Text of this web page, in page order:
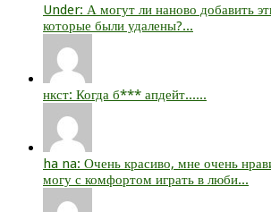
Under: А могут ли наново добавить
которые были удалены?...
нкст: Когда б*** апдейт......
ha na: Очень красиво, мне очень
могу с комфортом играть в люби...